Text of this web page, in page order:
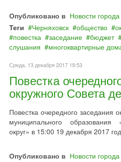
Опубликовано в Новости
Теги
Черняховск общество
повестка
заседание бюджет
слушания
многоквартирные
Среда, 13 декабря 2017 19:53
Повестка
окружного Совета
Повестка очередного заседания
муниципального образования
округ» в 15:00 19 декабря 2017
Опубликовано в Новости